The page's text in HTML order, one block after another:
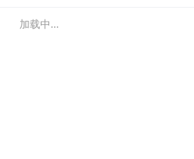
加载中...